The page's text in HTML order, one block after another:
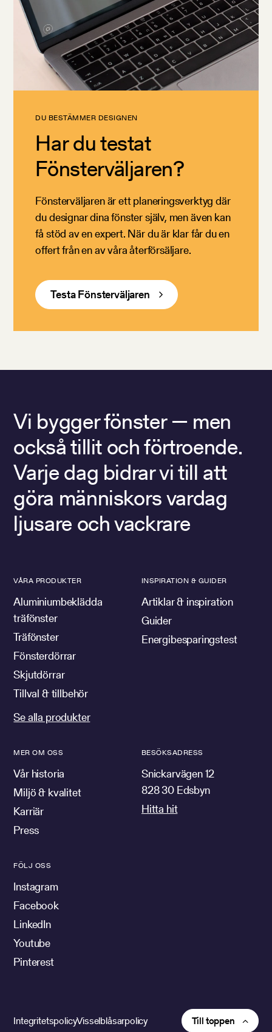
DU BESTÄMMER DESIGNEN
Har du testat
Fönsterväljaren?
Fönsterväljaren är ett planeringsverktyg där
du designar dina fönster själv, men även kan
få stöd av en expert. När du är klar får du en
offert från en av våra återförsäljare.
Testa Fönsterväljaren
Vi bygger fönster — men
också tillit och förtroende.
Varje dag bidrar vi till att
göra människors vardag
ljusare och vackrare
VÅRA PRODUKTER
Aluminiumbeklädda
träfönster
Träfönster
Fönsterdörrar
Skjutdörrar
Tillval & tillbehör
Se alla produkter
INSPIRATION & GUIDER
Artiklar & inspiration
Guider
Energibesparingstest
MER OM OSS
Vår historia
Miljö & kvalitet
Karriär
Press
BESÖKSADRESS
Snickarvägen 12
828 30 Edsbyn
Hitta hit
FÖLJ OSS
Instagram
Facebook
LinkedIn
Youtube
Pinterest
IntegritetspolicyVisselblåsarpolicy Till toppen